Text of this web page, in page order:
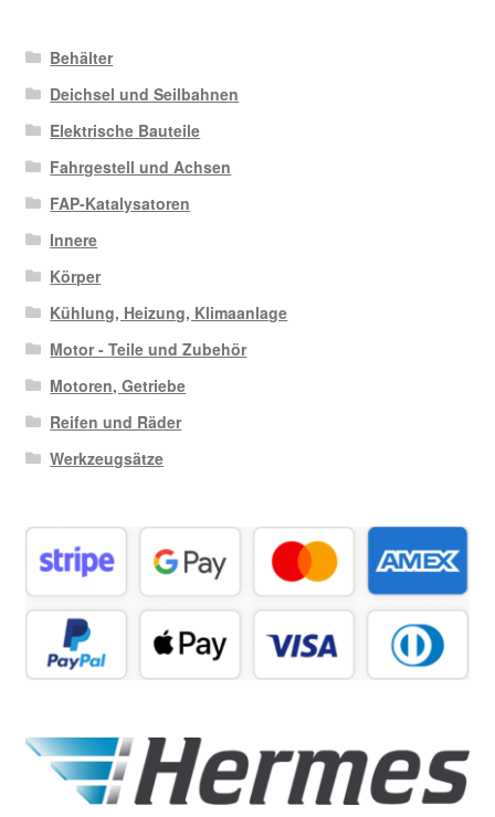
Behälter
Deichsel und Seilbahnen
Elektrische Bauteile
Fahrgestell und Achsen
FAP-Katalysatoren
Innere
Körper
Kühlung, Heizung, Klimaanlage
Motor - Teile und Zubehör
Motoren, Getriebe
Reifen und Räder
Werkzeugsätze